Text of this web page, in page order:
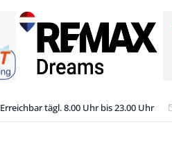
Erreichbar tägl. 8.00 Uhr bis 23.00 Uhr